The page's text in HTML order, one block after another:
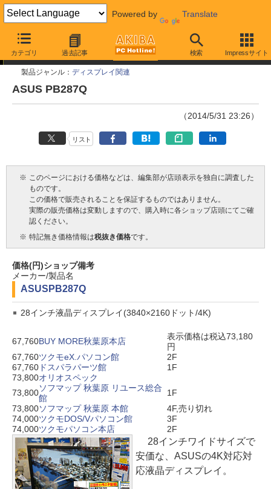
Powered by Translate
カテゴリ 過去記事 検索 Impressサイト
今週見つけた新製品
製品ジャンル： ディスプレイ関連
ASUS PB287Q
（2014/5/31 23:26）
リスト
※ このページにおける価格などは、編集部が店頭表示を独自に調査した
ものです。
この価格で販売されることを保証するものではありません。
実際の販売価格は変動しますので、購入時に各ショップ店頭にてご確
認ください。
※ 特記無き価格情報は税抜き価格です。
価格(円)ショップ備考
メーカー/製品名
ASUS PB287Q
28インチ液晶ディスプレイ(3840×2160ドット/4K)
67,760BUY MORE秋葉原本店
表示価格は税込73,180
円
67,760ツクモeX.パソコン館
2F
67,760 ドスパラパーツ館
1F
73,800オリオスペック
73,800ソフマップ 秋葉原 リユース総合
館
1F
73,800ソフマップ 秋葉原 本館
4F,売り切れ
74,000ツクモDOS/Vパソコン館
3F
74,000ツクモパソコン本店 2F
28インチワイドサイズで
安価な、ASUSの4K対応対
応液晶ディスプレイ。